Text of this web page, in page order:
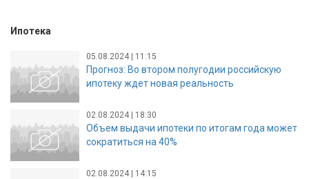
Ипотека
05.08.2024 | 11:15
Прогноз: Во втором полугодии российскую
ипотеку ждет новая реальность
02.08.2024 | 18:30
Объем выдачи ипотеки по итогам года может
сократиться на 40%
02.08.2024 | 14:15